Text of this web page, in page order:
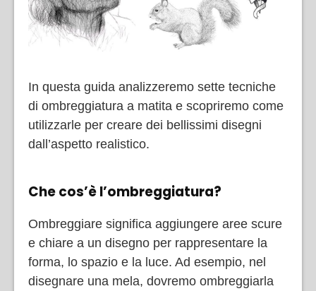
In questa guida analizzeremo sette tecniche
di ombreggiatura a matita e scopriremo come
utilizzarle per creare dei bellissimi disegni
dall’aspetto realistico.
Che cos’è l’ombreggiatura?
Ombreggiare significa aggiungere aree scure
e chiare a un disegno per rappresentare la
forma, lo spazio e la luce. Ad esempio, nel
disegnare una mela, dovremo ombreggiarla